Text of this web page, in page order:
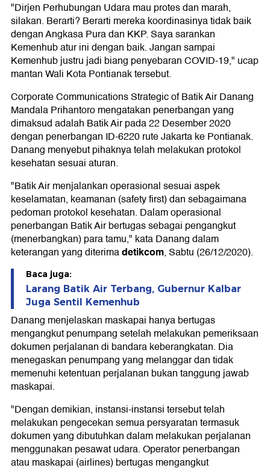
"Dirjen Perhubungan Udara mau protes dan marah,
silakan. Berarti? Berarti mereka koordinasinya tidak baik
dengan Angkasa Pura dan KKP. Saya sarankan
Kemenhub atur ini dengan baik. Jangan sampai
Kemenhub justru jadi biang penyebaran COVID-19," ucap
mantan Wali Kota Pontianak tersebut.
Corporate Communications Strategic of Batik Air Danang
Mandala Prihantoro mengatakan penerbangan yang
dimaksud adalah Batik Air pada 22 Desember 2020
dengan penerbangan ID-6220 rute Jakarta ke Pontianak.
Danang menyebut pihaknya telah melakukan protokol
kesehatan sesuai aturan.
"Batik Air menjalankan operasional sesuai aspek
keselamatan, keamanan (safety first) dan sebagaimana
pedoman protokol kesehatan. Dalam operasional
penerbangan Batik Air bertugas sebagai pengangkut
(menerbangkan) para tamu," kata Danang dalam
keterangan yang diterimadetikcom, Sabtu (26/12/2020).
Baca juga:
Larang Batik Air Terbang, Gubernur Kalbar
Juga Sentil Kemenhub
Danang menjelaskan maskapai hanya bertugas
mengangkut penumpang setelah melakukan pemeriksaan
dokumen perjalanan di bandara keberangkatan. Dia
menegaskan penumpang yang melanggar dan tidak
memenuhi ketentuan perjalanan bukan tanggung jawab
maskapai.
"Dengan demikian, instansi-instansi tersebut telah
melakukan pengecekan semua persyaratan termasuk
dokumen yang dibutuhkan dalam melakukan perjalanan
menggunakan pesawat udara. Operator penerbangan
atau maskapai (airlines) bertugas mengangkut